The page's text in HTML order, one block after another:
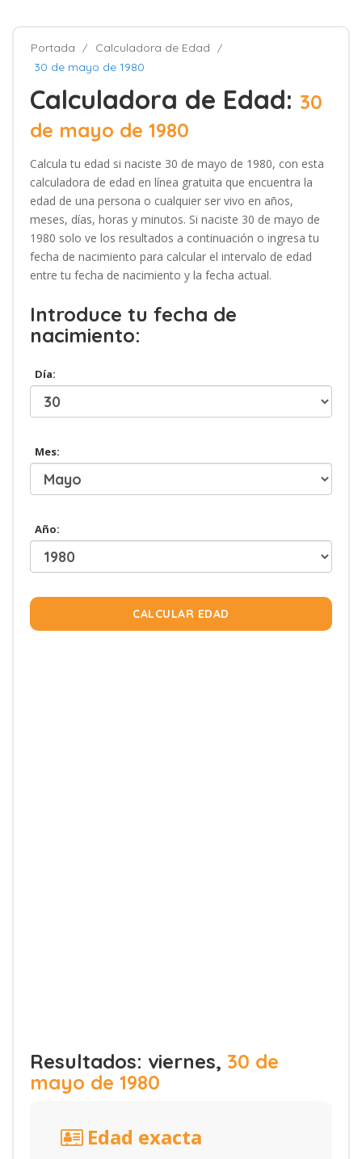
Portada
Calculadora de Edad
30 de mayo de 1980
Calculadora de Edad: 30
de mayo de 1980
Calcula tu edad si naciste 30 de mayo de 1980, con esta
calculadora de edad en línea gratuita que encuentra la
edad de una persona o cualquier ser vivo en años,
meses, días, horas y minutos. Si naciste 30 de mayo de
1980 solo ve los resultados a continuación o ingresa tu
fecha de nacimiento para calcular el intervalo de edad
entre tu fecha de nacimiento y la fecha actual.
Introduce tu fecha de
nacimiento:
Día:
Mes:
Año:
CALCULAR EDAD
Resultados: viernes, 30 de
mayo de 1980
Edad exacta